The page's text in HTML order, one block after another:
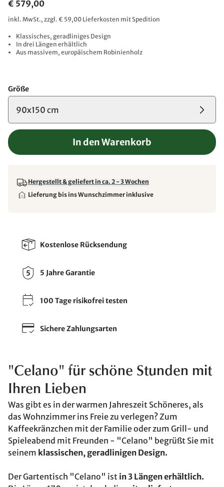
€ 579,00
inkl. MwSt., zzgl. € 59,00 Lieferkosten mit Spedition
Klassisches, geradliniges Design
In drei Längen erhältlich
Aus massivem, europäischem Robinienholz
Größe
90x150 cm
In den Warenkorb
Hergestellt & geliefert in ca. 2 - 3 Wochen
Lieferung bis ins Wunschzimmer inklusive
Kostenlose Rücksendung
5 Jahre Garantie
100 Tage risikofrei testen
Sichere Zahlungsarten
"Celano" für schöne Stunden mit
Ihren Lieben
Was gibt es in der warmen Jahreszeit Schöneres, als
das Wohnzimmer ins Freie zu verlegen? Zum
Kaffeekränzchen mit der Familie oder zum Grill- und
Spieleabend mit Freunden - "Celano" begrüßt Sie mit
seinem klassischen, geradlinigen Design.
Der Gartentisch "Celano" ist in 3 Längen erhältlich.